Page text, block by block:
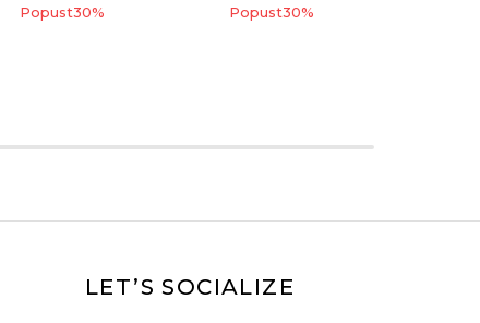
Popust30% Popust30%
LET’S SOCIALIZE